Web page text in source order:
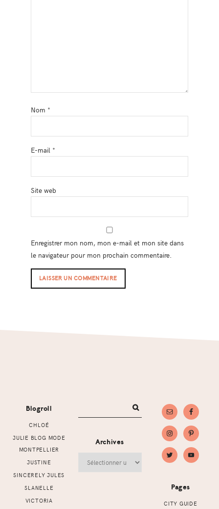
Nom *
E-mail *
Site web
Enregistrer mon nom, mon e-mail et mon site dans
le navigateur pour mon prochain commentaire.
Blogroll
CHLOÉ
JULIE BLOG MODE
MONTPELLIER
JUSTINE
SINCERELY JULES
SLANELLE
VICTORIA
Archives
Pages
CITY GUIDE